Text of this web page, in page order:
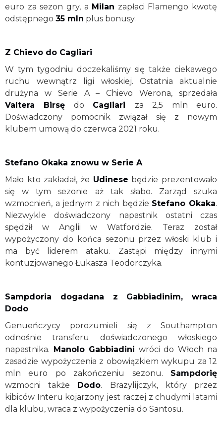
euro za sezon gry, a Milan zapłaci Flamengo kwotę
odstępnego 35 mln plus bonusy.
Z Chievo do Cagliari
W tym tygodniu doczekaliśmy się także ciekawego
ruchu wewnątrz ligi włoskiej. Ostatnia aktualnie
drużyna w Serie A – Chievo Werona, sprzedała
Valtera Birsę do Cagliari za 2,5 mln euro.
Doświadczony pomocnik związał się z nowym
klubem umową do czerwca 2021 roku.
Stefano Okaka znowu w Serie A
Mało kto zakładał, że Udinese będzie prezentowało
się w tym sezonie aż tak słabo. Zarząd szuka
wzmocnień, a jednym z nich będzie Stefano Okaka.
Niezwykle doświadczony napastnik ostatni czas
spędził w Anglii w Watfordzie. Teraz został
wypożyczony do końca sezonu przez włoski klub i
ma być liderem ataku. Zastąpi między innymi
kontuzjowanego Łukasza Teodorczyka.
Sampdoria dogadana z Gabbiadinim, wraca
Dodo
Genueńczycy porozumieli się z Southampton
odnośnie transferu doświadczonego włoskiego
napastnika. Manolo Gabbiadini wróci do Włoch na
zasadzie wypożyczenia z obowiązkiem wykupu za 12
mln euro po zakończeniu sezonu. Sampdorię
wzmocni także Dodo. Brazylijczyk, który przez
kibiców Interu kojarzony jest raczej z chudymi latami
dla klubu, wraca z wypożyczenia do Santosu.